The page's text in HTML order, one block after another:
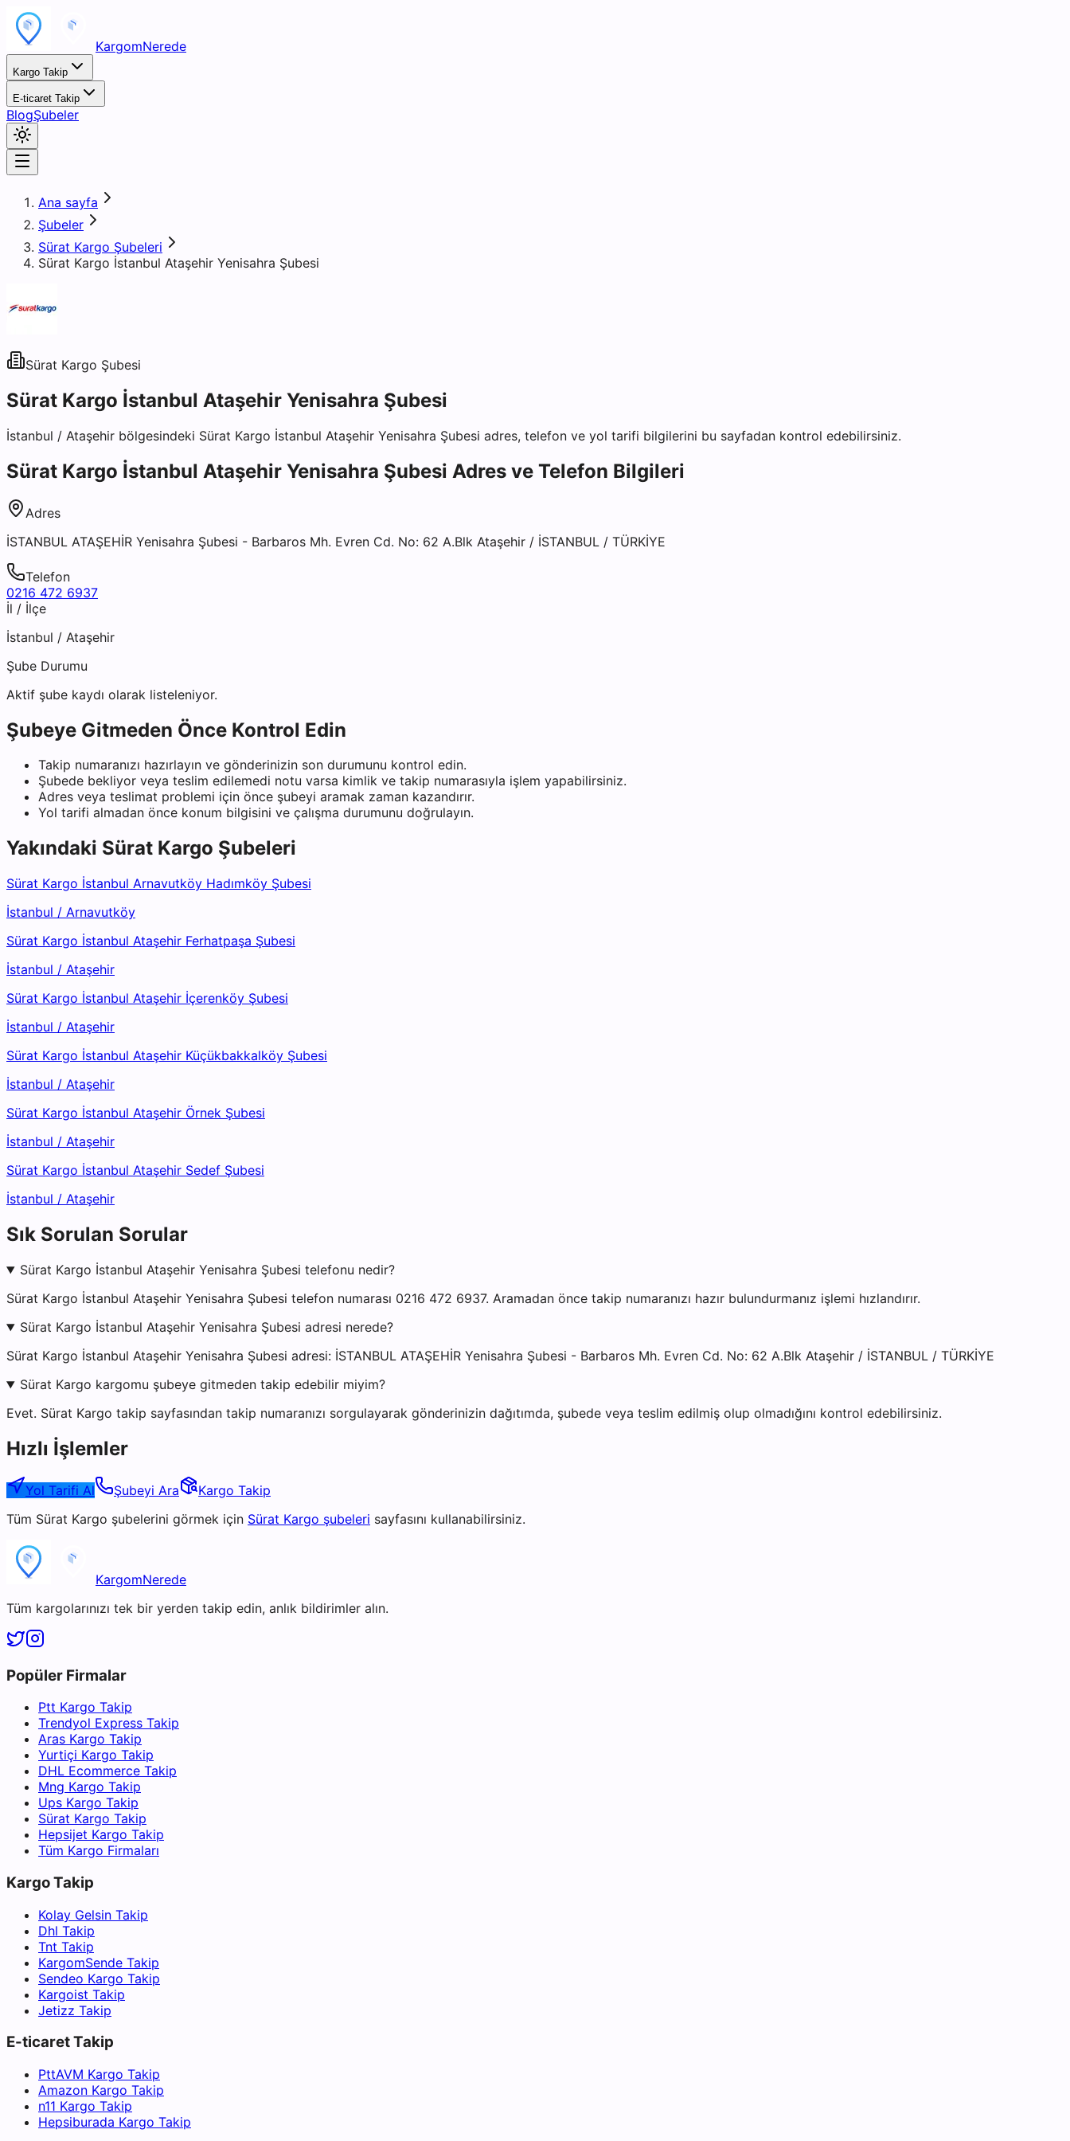
KargomNerede
Kargo Takip
E-ticaret Takip
BlogŞubeler
Ana sayfa
Şubeler
Sürat Kargo Şubeleri
Sürat Kargo İstanbul Ataşehir Yenisahra Şubesi
Sürat Kargo Şubesi
Sürat Kargo İstanbul Ataşehir Yenisahra Şubesi
İstanbul / Ataşehir bölgesindeki Sürat Kargo İstanbul Ataşehir Yenisahra Şubesi adres, telefon ve yol tarifi bilgilerini bu sayfadan kontrol edebilirsiniz.
Sürat Kargo İstanbul Ataşehir Yenisahra Şubesi Adres ve Telefon Bilgileri
Adres
İSTANBUL ATAŞEHİR Yenisahra Şubesi - Barbaros Mh. Evren Cd. No: 62 A.Blk Ataşehir / İSTANBUL / TÜRKİYE
Telefon
0216 472 6937
İl / İlçe
İstanbul / Ataşehir
Şube Durumu
Aktif şube kaydı olarak listeleniyor.
Şubeye Gitmeden Önce Kontrol Edin
Takip numaranızı hazırlayın ve gönderinizin son durumunu kontrol edin.
Şubede bekliyor veya teslim edilemedi notu varsa kimlik ve takip numarasıyla işlem yapabilirsiniz.
Adres veya teslimat problemi için önce şubeyi aramak zaman kazandırır.
Yol tarifi almadan önce konum bilgisini ve çalışma durumunu doğrulayın.
Yakındaki Sürat Kargo Şubeleri
Sürat Kargo İstanbul Arnavutköy Hadımköy Şubesi
İstanbul / Arnavutköy
Sürat Kargo İstanbul Ataşehir Ferhatpaşa Şubesi
İstanbul / Ataşehir
Sürat Kargo İstanbul Ataşehir İçerenköy Şubesi
İstanbul / Ataşehir
Sürat Kargo İstanbul Ataşehir Küçükbakkalköy Şubesi
İstanbul / Ataşehir
Sürat Kargo İstanbul Ataşehir Örnek Şubesi
İstanbul / Ataşehir
Sürat Kargo İstanbul Ataşehir Sedef Şubesi
İstanbul / Ataşehir
Sık Sorulan Sorular
Sürat Kargo İstanbul Ataşehir Yenisahra Şubesi telefonu nedir?
Sürat Kargo İstanbul Ataşehir Yenisahra Şubesi telefon numarası 0216 472 6937. Aramadan önce takip numaranızı hazır bulundurmanız işlemi hızlandırır.
Sürat Kargo İstanbul Ataşehir Yenisahra Şubesi adresi nerede?
Sürat Kargo İstanbul Ataşehir Yenisahra Şubesi adresi: İSTANBUL ATAŞEHİR Yenisahra Şubesi - Barbaros Mh. Evren Cd. No: 62 A.Blk Ataşehir / İSTANBUL / TÜRKİYE
Sürat Kargo kargomu şubeye gitmeden takip edebilir miyim?
Evet. Sürat Kargo takip sayfasından takip numaranızı sorgulayarak gönderinizin dağıtımda, şubede veya teslim edilmiş olup olmadığını kontrol edebilirsiniz.
Hızlı İşlemler
Yol Tarifi Al Şubeyi Ara
Kargo Takip
Tüm Sürat Kargo şubelerini görmek için Sürat Kargo şubeleri sayfasını kullanabilirsiniz.
KargomNerede
Tüm kargolarınızı tek bir yerden takip edin, anlık bildirimler alın.
Popüler Firmalar
Ptt Kargo Takip
Trendyol Express Takip
Aras Kargo Takip
Yurtiçi Kargo Takip
DHL Ecommerce Takip
Mng Kargo Takip
Ups Kargo Takip
Sürat Kargo Takip
Hepsijet Kargo Takip
Tüm Kargo Firmaları
Kargo Takip
Kolay Gelsin Takip
Dhl Takip
Tnt Takip
KargomSende Takip
Sendeo Kargo Takip
Kargoist Takip
Jetizz Takip
E-ticaret Takip
PttAVM Kargo Takip
Amazon Kargo Takip
n11 Kargo Takip
Hepsiburada Kargo Takip